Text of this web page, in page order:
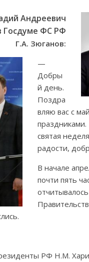
Андреевич
Госдуме ФС РФ
Г.А. Зюганов:
—
Добры
й день.
Поздра
вляю вас с
праздниками.
святая
радости,
В начале
почти пять
отчитывалось
РФ Н.М.